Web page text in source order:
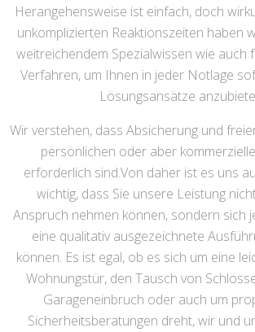
Herangehensweise ist einfach, doch
unkomplizierten Reaktionszeiten haben
weitreichendem Spezialwissen wie
Verfahren, um Ihnen in jeder Notlage
Lösungsansätze
Wir verstehen, dass Absicherung und
persönlichen oder aber
erforderlich sind.Von daher ist es uns
wichtig, dass Sie unsere Leistung
Anspruch nehmen können, sondern sich
eine qualitativ ausgezeichnete
können. Es ist egal, ob es sich um eine
Wohnungstür, den Tausch von
Garageneinbruch oder auch um
Sicherheitsberatungen dreht, wir und